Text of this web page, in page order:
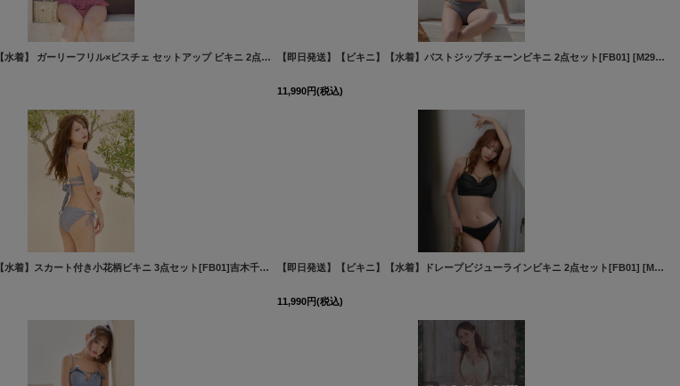
M296dzqs-BL-26PO-260416] 【即日発送】【ビキニ】【水着】 ガーリーフリル×ビスチェ セットアップ ビキニ 2点セット[FB01]三上悠亜着用 M286dzw-P-26MY-260508]
【即日発送】【ビキニ】【水着】バストジップチェーンビキニ 2点セット[FB01] [M290dzq-GY-26PY-260525
11,990円(税込)
[M303dzjq-BL-26PO-260416 【即日発送】【ビキニ】【水着】スカート付き小花柄ビキニ 3点セット[FB01]吉木千沙都（ちぃぽぽ）着用 [M307dzjqv-GY-26PO-260416]
【即日発送】【ビキニ】【水着】ドレープビジューラインビキニ 2点セット[FB01] [M295dzw-B-26PY-260525
11,990円(税込)